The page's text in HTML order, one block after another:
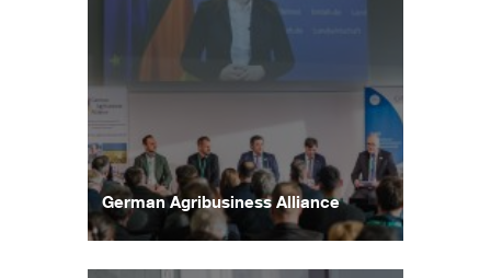
German Agribusiness Alliance